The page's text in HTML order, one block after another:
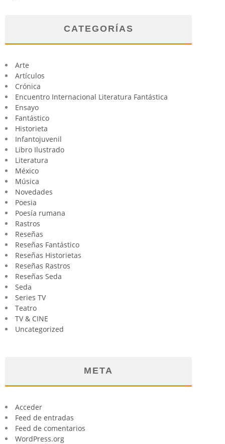
CATEGORÍAS
Arte
Artículos
Crónica
Encuentro Internacional Literatura Fantástica
Ensayo
Fantástico
Historieta
Infantojuvenil
Libro Ilustrado
Literatura
México
Música
Novedades
Poesia
Poesía rumana
Rastros
Reseñas
Reseñas Fantástico
Reseñas Historietas
Reseñas Rastros
Reseñas Seda
Seda
Series TV
Teatro
TV & CINE
Uncategorized
META
Acceder
Feed de entradas
Feed de comentarios
WordPress.org